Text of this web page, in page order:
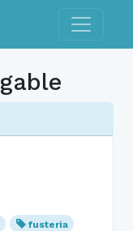
Toggle
fusteria